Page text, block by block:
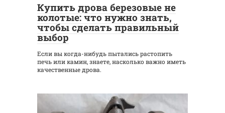
Купить дрова березовые не
колотые: что нужно знать,
чтобы сделать правильный
выбор
Если вы когда-нибудь пытались растопить
печь или камин, знаете, насколько важно иметь
качественные дрова.